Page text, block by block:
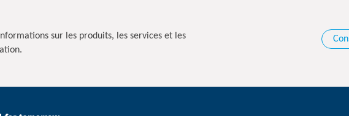
sur les produits, les services et les